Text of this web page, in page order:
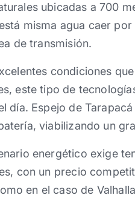
ubicadas a 700
misma agua caer
de transmisión.
condiciones
este tipo de
día. Espejo de
viabilizando un
energético exige
con un precio
en el caso de